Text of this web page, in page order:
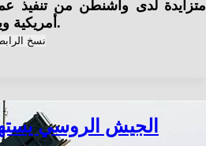
متزايدة لدى واشنطن من تنفيذ
أمريكية ويهودية في الخارج والداخل.
نسخ
الجيش الروسي